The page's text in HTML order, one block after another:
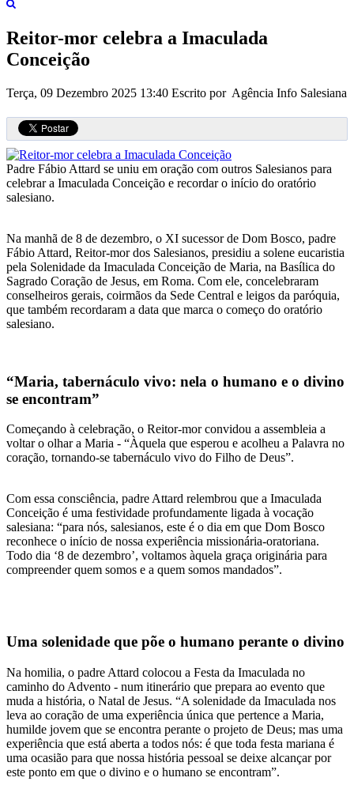
Reitor-mor celebra a Imaculada
Conceição
Terça, 09 Dezembro 2025 13:40 Escrito por Agência Info Salesiana
Padre Fábio Attard se uniu em oração com outros Salesianos para
celebrar a Imaculada Conceição e recordar o início do oratório
salesiano.
Na manhã de 8 de dezembro, o XI sucessor de Dom Bosco, padre
Fábio Attard, Reitor-mor dos Salesianos, presidiu a solene eucaristia
pela Solenidade da Imaculada Conceição de Maria, na Basílica do
Sagrado Coração de Jesus, em Roma. Com ele, concelebraram
conselheiros gerais, coirmãos da Sede Central e leigos da paróquia,
que também recordaram a data que marca o começo do oratório
salesiano.
“Maria, tabernáculo vivo: nela o humano e o divino
se encontram”
Começando à celebração, o Reitor-mor convidou a assembleia a
voltar o olhar a Maria - “Àquela que esperou e acolheu a Palavra no
coração, tornando-se tabernáculo vivo do Filho de Deus”.
Com essa consciência, padre Attard relembrou que a Imaculada
Conceição é uma festividade profundamente ligada à vocação
salesiana: “para nós, salesianos, este é o dia em que Dom Bosco
reconhece o início de nossa experiência missionária-oratoriana.
Todo dia ‘8 de dezembro’, voltamos àquela graça originária para
compreender quem somos e a quem somos mandados”.
Uma solenidade que põe o humano perante o divino
Na homilia, o padre Attard colocou a Festa da Imaculada no
caminho do Advento - num itinerário que prepara ao evento que
muda a história, o Natal de Jesus. “A solenidade da Imaculada nos
leva ao coração de uma experiência única que pertence a Maria,
humilde jovem que se encontra perante o projeto de Deus; mas uma
experiência que está aberta a todos nós: é que toda festa mariana é
uma ocasião para que nossa história pessoal se deixe alcançar por
este ponto em que o divino e o humano se encontram”.